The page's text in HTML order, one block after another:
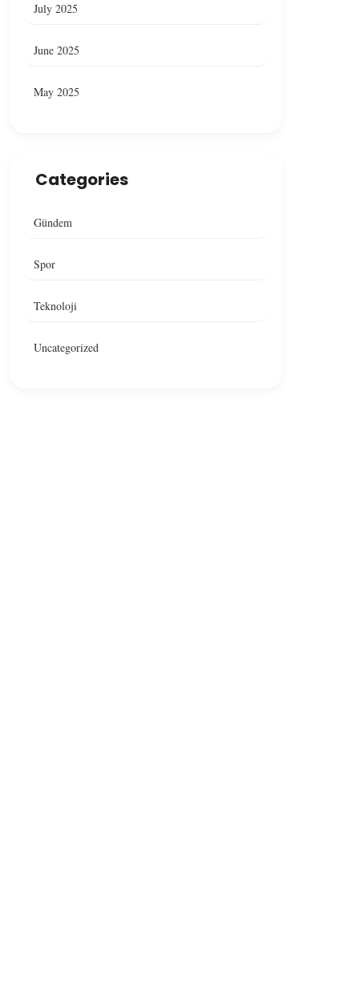
July 2025
June 2025
May 2025
Categories
Gündem
Spor
Teknoloji
Uncategorized